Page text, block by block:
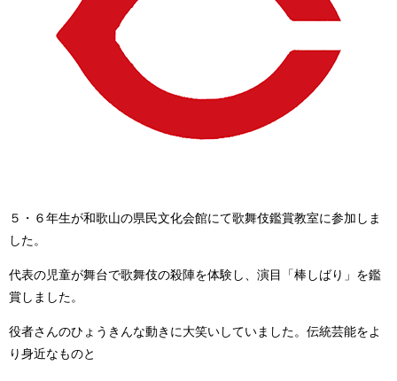
５・６年生が和歌山の県民文化会館にて歌舞伎鑑賞教室に参加しま
した。
代表の児童が舞台で歌舞伎の殺陣を体験し、演目「棒しばり」を鑑
賞しました。
役者さんのひょうきんな動きに大笑いしていました。伝統芸能をよ
り身近なものと